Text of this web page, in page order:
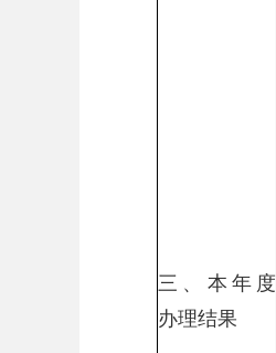
三、本年度
办理结果